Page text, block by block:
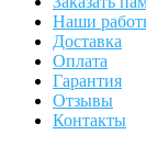
Наши
Доставка
Оплата
Гарантия
Отзывы
Контакты